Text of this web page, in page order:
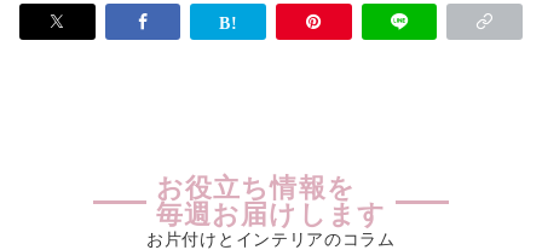
お役立ち情報を
毎週お届けします
お片付けとインテリアのコラム